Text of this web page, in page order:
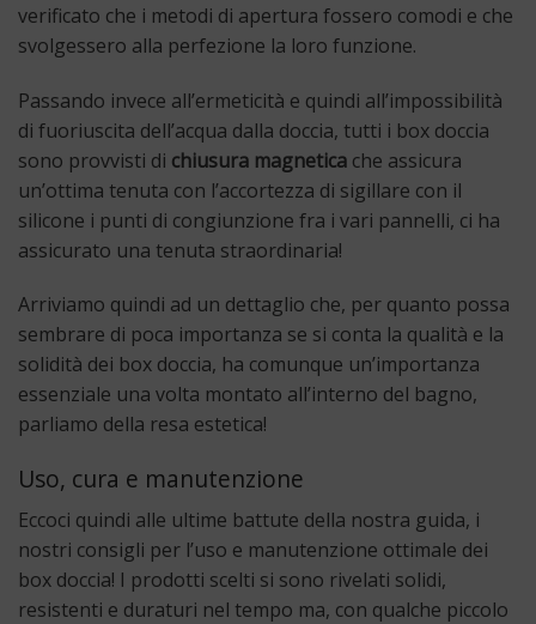
verificato che i metodi di apertura fossero comodi e che
svolgessero alla perfezione la loro funzione.
Passando invece all’ermeticità e quindi all’impossibilità
di fuoriuscita dell’acqua dalla doccia, tutti i box doccia
sono provvisti di chiusura magnetica che assicura
un’ottima tenuta con l’accortezza di sigillare con il
silicone i punti di congiunzione fra i vari pannelli, ci ha
assicurato una tenuta straordinaria!
Arriviamo quindi ad un dettaglio che, per quanto possa
sembrare di poca importanza se si conta la qualità e la
solidità dei box doccia, ha comunque un’importanza
essenziale una volta montato all’interno del bagno,
parliamo della resa estetica!
Uso, cura e manutenzione
Eccoci quindi alle ultime battute della nostra guida, i
nostri consigli per l’uso e manutenzione ottimale dei
box doccia! I prodotti scelti si sono rivelati solidi,
resistenti e duraturi nel tempo ma, con qualche piccolo